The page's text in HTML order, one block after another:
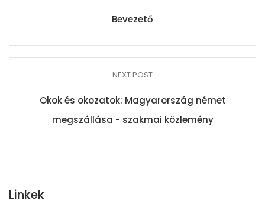
Bevezető
NEXT POST
Okok és okozatok: Magyarország német
megszállása - szakmai közlemény
Linkek